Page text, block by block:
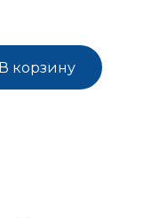
В корзину